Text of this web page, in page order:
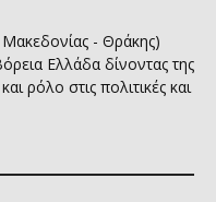
- Θράκης)
Ελλάδα δίνοντας της
ρόλο στις πολιτικές και